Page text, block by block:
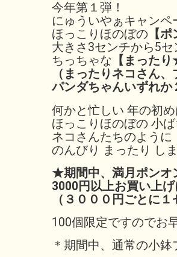
今年第１弾！
にゅういやぁキャン
ほっこりほのぼの 【
大きさ3センチから5
ちっちゃな 【まった
（まったりネコさん
パンダちゃんいずれか
何かと忙しい 年の初
ほっこりほのぼの 小
ネコさんたちのように
のんびり まったり し
★期間中、満月ポンオ
3000円以上お買い上
（３０００円ごとに
100個限定ですのでお
＊期間中、通常の小